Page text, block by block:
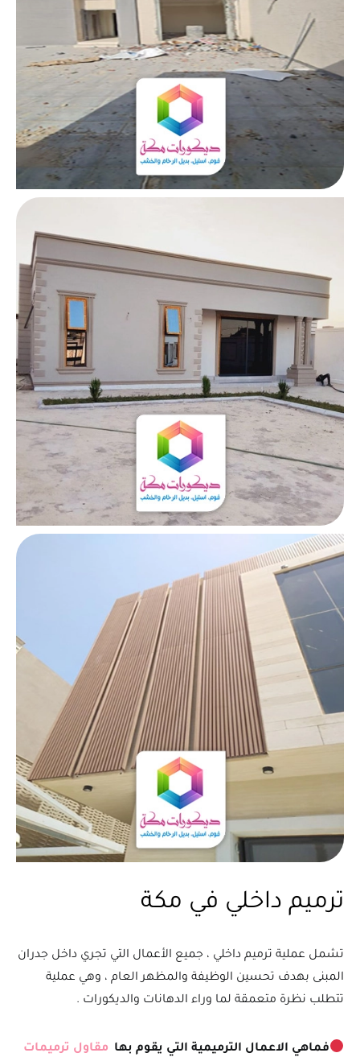
ترميم داخلي في مكة
تشمل عملية ترميم داخلي ، جميع الأعمال التي تجري داخل جدران
المبنى بهدف تحسين الوظيفة والمظهر العام ، وهي عملية
تتطلب نظرة متعمقة لما وراء الدهانات والديكورات .
فماهي الاعمال الترميمية التي يقوم بها مقاول ترميمات